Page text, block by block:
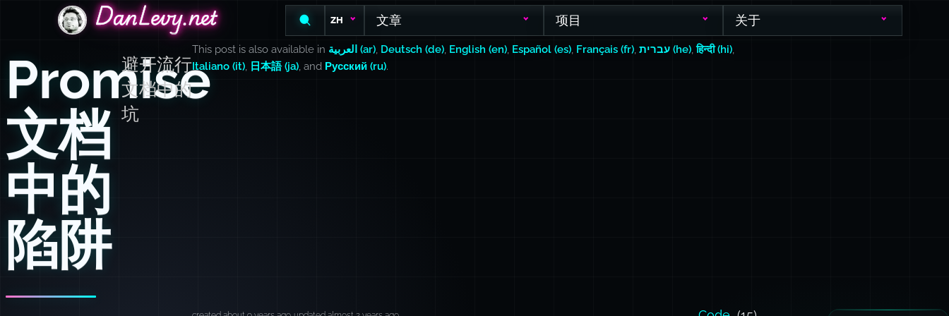
DanLevy.netDanLevy.net
DanLevy.net ZH 文章 项目 关于
Promise
文档
中的
陷阱
避开流行
文档中的
坑
This post is also available in العربية (ar) Deutsch (de) English (en) Español (es) Français (fr) עברית (he) ,हिन्दी (hi)
Italiano (it)
日本語 (ja) , and Русский (ru).